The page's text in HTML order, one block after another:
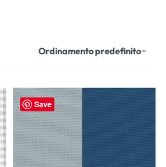
Ordinamento predefinito
Save